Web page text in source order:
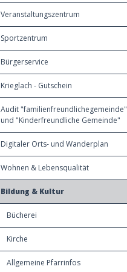
Veranstaltungszentrum
Sportzentrum
Bürgerservice
Krieglach - Gutschein
Audit "familienfreundlichegemeinde"
und "Kinderfreundliche Gemeinde"
Digitaler Orts- und Wanderplan
Wohnen & Lebensqualität
Bildung & Kultur
Bücherei
Kirche
Allgemeine Pfarrinfos